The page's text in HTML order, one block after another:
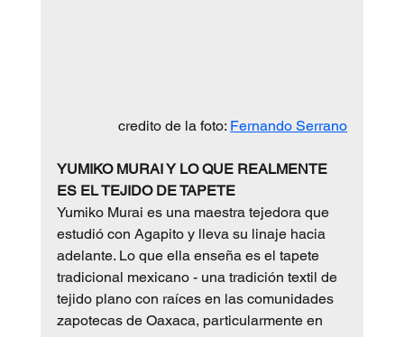
credito de la foto: Fernando Serrano
YUMIKO MURAI Y LO QUE REALMENTE
ES EL TEJIDO DE TAPETE
Yumiko Murai es una maestra tejedora que
estudió con Agapito y lleva su linaje hacia
adelante. Lo que ella enseña es el tapete
tradicional mexicano - una tradición textil de
tejido plano con raíces en las comunidades
zapotecas de Oaxaca, particularmente en